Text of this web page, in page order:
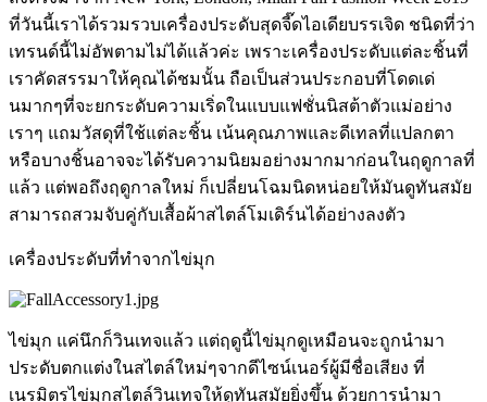
ที่วันนี้เราได้รวมรวบเครื่องประดับสุดจี๊ดไอเดียบรรเจิด ชนิดที่ว่า
เทรนด์นี้ไม่อัพตามไม่ได้แล้วค่ะ เพราะเครื่องประดับแต่ละชิ้นที่
เราคัดสรรมาให้คุณได้ชมนั้น ถือเป็นส่วนประกอบที่โดดเด่
นมากๆที่จะยกระดับความเริ่ดในแบบแฟชั่นนิสต้าตัวแม่อย่าง
เราๆ แถมวัสดุที่ใช้แต่ละชิ้น เน้นคุณภาพและดีเทลที่แปลกตา
หรือบางชิ้นอาจจะได้รับความนิยมอย่างมากมาก่อนในฤดูกาลที่
แล้ว แต่พอถึงฤดูกาลใหม่ ก็เปลี่ยนโฉมนิดหน่อยให้มันดูทันสมัย
สามารถสวมจับคู่กับเสื้อผ้าสไตล์โมเดิร์นได้อย่างลงตัว
เครื่องประดับที่ทำจากไข่มุก
ไข่มุก แค่นึกก็วินเทจแล้ว แต่ฤดูนี้ไข่มุกดูเหมือนจะถูกนำมา
ประดับตกแต่งในสไตล์ใหม่ๆจากดีไซน์เนอร์ผู้มีชื่อเสียง ที่
เนรมิตรไข่มุกสไตล์วินเทจให้ดูทันสมัยยิ่งขึ้น ด้วยการนำมา